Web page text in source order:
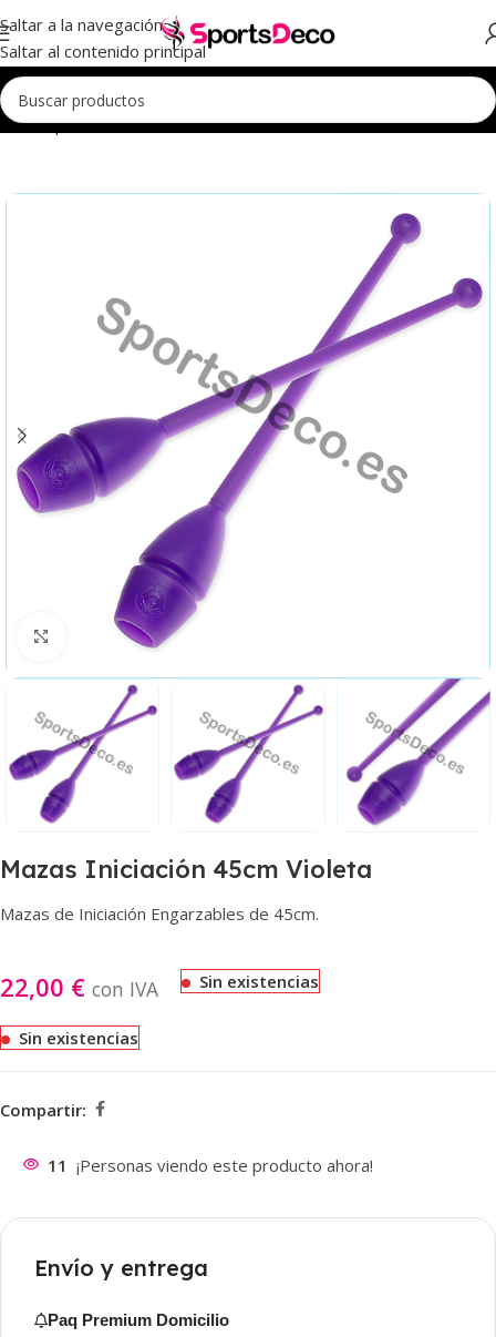
Saltar a la navegación
Saltar al contenido principal
Inicio Aparatos Mazas Mazas Iniciación Mazas Iniciación 45cm
Haga clic para ampliar
Mazas Iniciación 45cm Violeta
Mazas de Iniciación Engarzables de 45cm.
22,00 € con IVA Sin existencias
Sin existencias
Compartir:
11 ¡Personas viendo este producto ahora!
Envío y entrega
Paq Premium Domicilio